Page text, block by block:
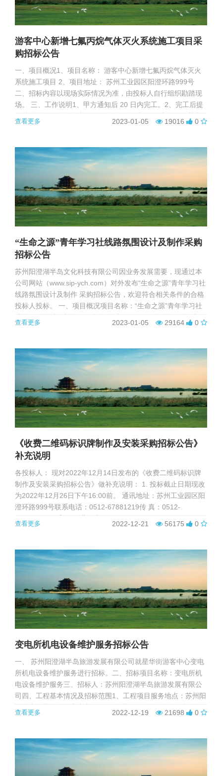
游客中心新增七氟丙烷气体灭火系统施工项目采
购招标公告
一、项目概况1、项目名称： 游客中心新增七氟丙烷气体灭火
系统施工项目 2、项目地址： 苏州工业园区阳澄环路999号
二、招标内容以现场实际情况为准，由投标人自行组织勘踏现
场。 三、工作说明1、甲方通知后 20 日内完工。2、完工后提
和...
查看更多 2023-01-05 19016 0
“生命之源”青年学习社线路氛围设计及制作采购
招标公告
苏州阳澄湖半岛文化科技有限公司因业务发展需要，现通过本
公司网站（www.sip-ych.com）对外发布“生命之源”青年学习社
线路氛围设计及制作 采购招标公告，欢迎符合相关条件的合格
投标人投标。 一、项目概况项目名称：“生命之源”青年学习社
查看更多 2023-01-05 29164 0
《收费二维码标识牌制作及安装采购招标公告》
补充说明
各投标人： 现对2022年12月14日发布的《收费二维码标识牌
制作及安装采购招标公告》做补充说明： 1. 投标截止日期现改
为2022年12月26日下午16:00前。 通讯地址：苏州工业园区阳
澄环路999号联系电话：0512-67881219传 真：0512-
查看更多 2022-12-21 56175 0
变电所机电设备维护服务招标公告
一、 苏州阳澄湖半岛旅游发展有限公司就星华街游客中心变电
所机电设备维护服务进行招标。二、招标项目名称：变电所机
电设备维护服务三、招标人：苏州阳澄湖半岛旅游发展有限公
司四、工程基本情况及招标范围1、工程项目服务地点：苏州阳
2022年12月...
查看更多 2022-12-19 21698 0